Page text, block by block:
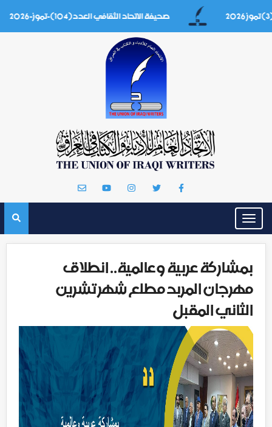
صحيفة الاتحاد الثقافي العدد(104)-تموز-2026
Toggle
navigation
بمشاركة عربية وعالمية.. انطلاق
مهرجان المربد مطلع شهر تشرين
الثاني المقبل